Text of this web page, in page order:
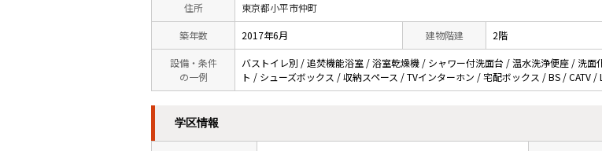
住所 東京都小平市仲町
築年数 2017年6月 建物階建 2階
設備・条件
の一例
バストイレ別 / 追焚機能浴室 / 浴室乾燥機 / シャワー付洗面台 / 温水洗浄便座 / 洗
ト / シューズボックス / 収納スペース / TVインターホン / 宅配ボックス / BS /
学区情報